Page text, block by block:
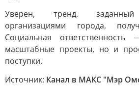
Уверен, тренд, заданный
организациями города,
Социальная
масштабные проекты, но и
поступки.
Источник: Канал в МАКС "Мэр